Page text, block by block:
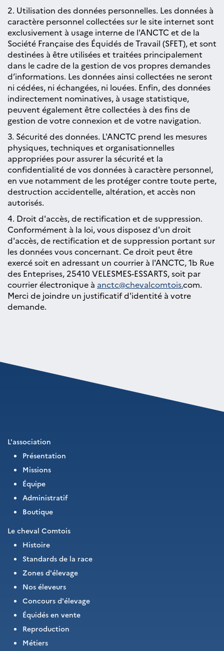
2. Utilisation des données personnelles. Les données à
caractère personnel collectées sur le site internet sont
exclusivement à usage interne de l'ANCTC et de la
Société Française des Équidés de Travail (SFET), et sont
destinées à être utilisées et traitées principalement
dans le cadre de la gestion de vos propres demandes
d’informations. Les données ainsi collectées ne seront
ni cédées, ni échangées, ni louées. Enfin, des données
indirectement nominatives, à usage statistique,
peuvent également être collectées à des fins de
gestion de votre connexion et de votre navigation.
3. Sécurité des données. L'ANCTC prend les mesures
physiques, techniques et organisationnelles
appropriées pour assurer la sécurité et la
confidentialité de vos données à caractère personnel,
en vue notamment de les protéger contre toute perte,
destruction accidentelle, altération, et accès non
autorisés.
4. Droit d'accès, de rectification et de suppression.
Conformément à la loi, vous disposez d'un droit
d'accès, de rectification et de suppression portant sur
les données vous concernant. Ce droit peut être
exercé soit en adressant un courrier à l'ANCTC, 1b Rue
des Enteprises, 25410 VELESMES-ESSARTS, soit par
courrier électronique à anctc@chevalcomtois.com.
Merci de joindre un justificatif d'identité à votre
demande.
L'association
Présentation
Missions
Équipe
Administratif
Boutique
Le cheval Comtois
Histoire
Standards de la race
Zones d'élevage
Nos éleveurs
Concours d'élevage
Équidés en vente
Reproduction
Métiers